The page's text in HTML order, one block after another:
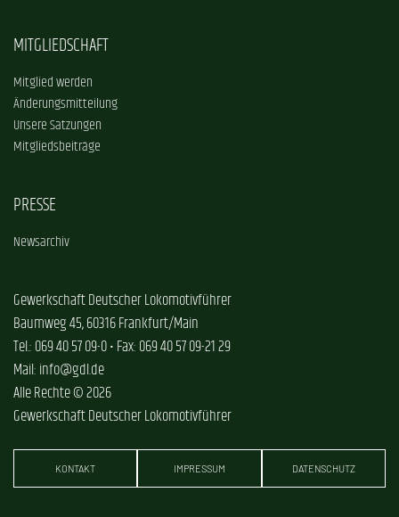
MITGLIEDSCHAFT
Mitglied werden
Änderungsmitteilung
Unsere Satzungen
Mitgliedsbeiträge
PRESSE
Newsarchiv
Gewerkschaft Deutscher Lokomotivführer
Baumweg 45, 60316 Frankfurt/Main
Tel.: 069 40 57 09-0 • Fax: 069 40 57 09-21 29
Mail: info@gdl.de
Alle Rechte © 2026
Gewerkschaft Deutscher Lokomotivführer
KONTAKT IMPRESSUM DATENSCHUTZ